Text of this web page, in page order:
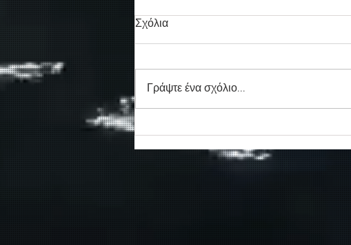
Κασσελάκη στο λιμάνι της
Σχόλια
Γράψτε ένα σχόλιο...